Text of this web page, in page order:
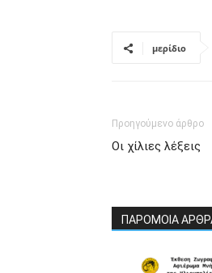
μερίδιο
Προηγούμενο άρθρο
Οι χίλιες λέξεις
ΠΑΡΟΜΟΙΑ